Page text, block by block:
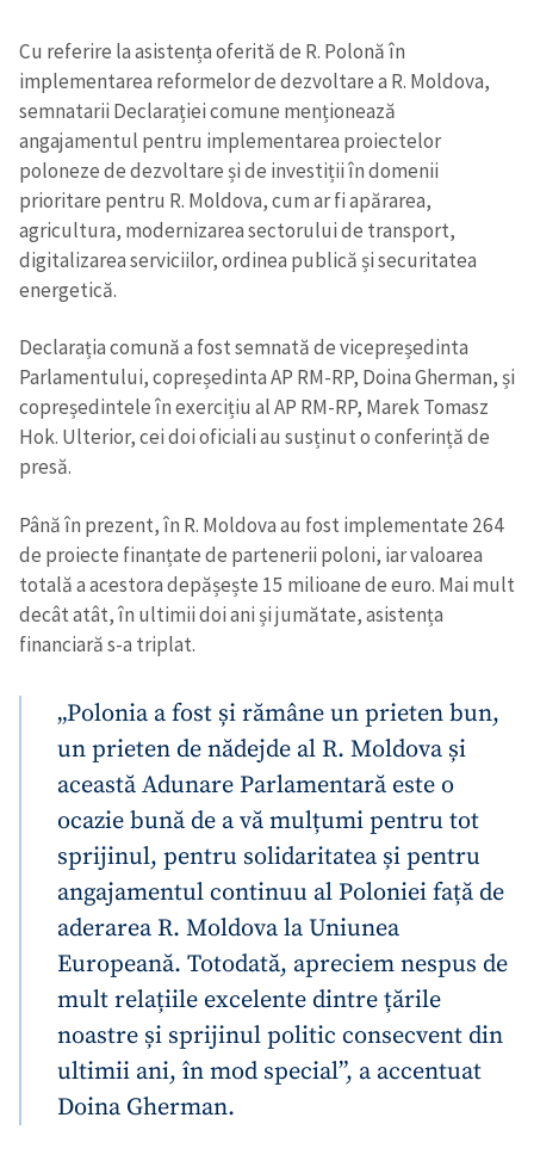
Cu referire la asistența oferită de R. Polonă în
implementarea reformelor de dezvoltare a R. Moldova,
semnatarii Declarației comune menționează
angajamentul pentru implementarea proiectelor
poloneze de dezvoltare și de investiții în domenii
prioritare pentru R. Moldova, cum ar fi apărarea,
agricultura, modernizarea sectorului de transport,
digitalizarea serviciilor, ordinea publică și securitatea
energetică.
Declarația comună a fost semnată de vicepreședinta
Parlamentului, copreședinta AP RM-RP, Doina Gherman, și
copreședintele în exercițiu al AP RM-RP, Marek Tomasz
Hok. Ulterior, cei doi oficiali au susținut o conferință de
presă.
Până în prezent, în R. Moldova au fost implementate 264
de proiecte finanțate de partenerii poloni, iar valoarea
totală a acestora depășește 15 milioane de euro. Mai mult
decât atât, în ultimii doi ani și jumătate, asistența
financiară s-a triplat.
„Polonia a fost și rămâne un prieten bun,
un prieten de nădejde al R. Moldova și
această Adunare Parlamentară este o
ocazie bună de a vă mulțumi pentru tot
sprijinul, pentru solidaritatea și pentru
angajamentul continuu al Poloniei față de
aderarea R. Moldova la Uniunea
Europeană. Totodată, apreciem nespus de
mult relațiile excelente dintre țările
noastre și sprijinul politic consecvent din
ultimii ani, în mod special”, a accentuat
Doina Gherman.